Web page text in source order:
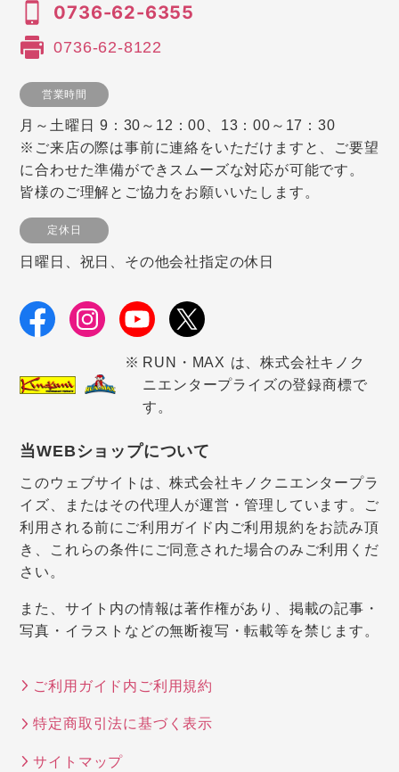
0736-62-6355
0736-62-8122
営業時間
月～土曜日 9：30～12：00、13：00～17：30
※ご来店の際は事前に連絡をいただけますと、ご要望
に合わせた準備ができスムーズな対応が可能です。
皆様のご理解とご協力をお願いいたします。
定休日
日曜日、祝日、その他会社指定の休日
RUN・MAX は、株式会社キノク
ニエンタープライズの登録商標で
す。
当WEBショップについて
このウェブサイトは、株式会社キノクニエンタープラ
イズ、またはその代理人が運営・管理しています。ご
利用される前にご利用ガイド内ご利用規約をお読み頂
き、これらの条件にご同意された場合のみご利用くだ
さい。
また、サイト内の情報は著作権があり、掲載の記事・
写真・イラストなどの無断複写・転載等を禁じます。
ご利用ガイド内ご利用規約
特定商取引法に基づく表示
サイトマップ